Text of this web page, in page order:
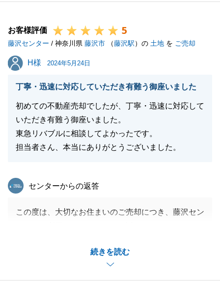
い。
お客様評価 5
藤沢センター / 神奈川県 藤沢市 （藤沢駅）の 土地 を ご売却
H様
H様 2024年5月24日
丁寧・迅速に対応していただき有難う御座いました
初めての不動産売却でしたが、丁寧・迅速に対応して
いただき有難う御座いました。
東急リバブルに相談してよかったです。
担当者さん、本当にありがとうございました。
続きを読む
東急リバブル
センターからの返答
この度は、大切なお住まいのご売却につき、藤沢セン
お褒めのお言葉を頂戴し、誠に恐れ入ります。
ご自身の今後のお悩みに加え、お知り合い、ご友人の